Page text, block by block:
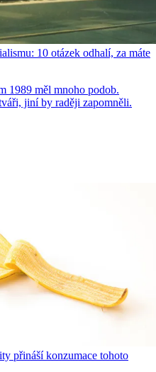
10 otázek odhalí, za máte
1989 měl mnoho podob.
jiní by raději zapomněli.
přináší konzumace tohoto